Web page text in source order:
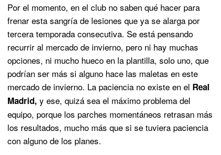
Por el momento, en el club no saben qué hacer para
frenar esta sangría de lesiones que ya se alarga por
tercera temporada consecutiva. Se está pensando
recurrir al mercado de invierno, pero ni hay muchas
opciones, ni mucho hueco en la plantilla, solo uno, que
podrían ser más si alguno hace las maletas en este
mercado de invierno. La paciencia no existe en el Real
Madrid, y ese, quizá sea el máximo problema del
equipo, porque los parches momentáneos retrasan más
los resultados, mucho más que si se tuviera paciencia
con alguno de los planes.